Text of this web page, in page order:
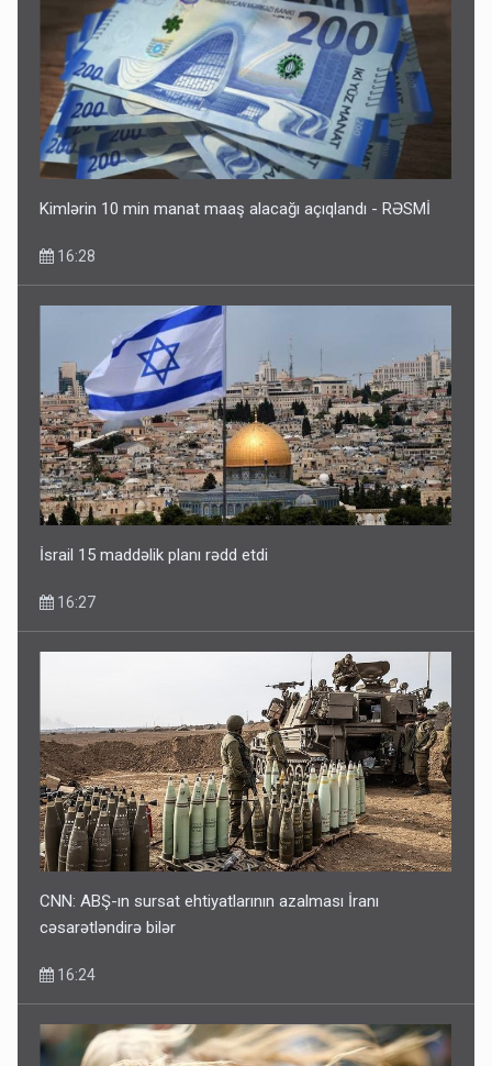
Kimlərin 10 min manat maaş alacağı açıqlandı - RƏSMİ
16:28
İsrail 15 maddəlik planı rədd etdi
16:27
CNN: ABŞ-ın sursat ehtiyatlarının azalması İranı
cəsarətləndirə bilər
16:24